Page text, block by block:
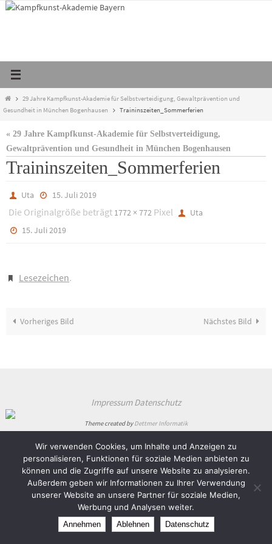
Zum
Start29 Jahre Kampfkunst-Akademie für Selbstverteidigung, Gewaltprävention und
Gesundheit in München Bogenhausen
Traininszeiten_Sommerferien
« 29 Jahre Kampfkunst-Akademie für Selbstverteidigung,
Gewaltprävention und Gesundheit in München Bogenhausen
Traininszeiten_Sommerferien
Uta 15. Juli 2019
Die Originalgröße beträgt 1772 × 772 Pixel
Uta
15. Juli 2019
Lesezeichen.
Vorheriges Bild Nächstes Bild
Impressum Datenschutz
Theme created byDettmer Informatik
Präsentiert vonNirvana&WordPress.
Wir verwenden Cookies, um Inhalte und Anzeigen zu
personalisieren, Funktionen für soziale Medien anbieten zu
können und die Zugriffe auf unsere Website zu analysieren.
Außerdem geben wir Informationen zu Ihrer Verwendung
unserer Website an unsere Partner für soziale Medien,
Werbung und Analysen weiter.
Annehmen Ablehnen Datenschutz